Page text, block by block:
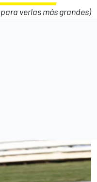
verlas más grandes)